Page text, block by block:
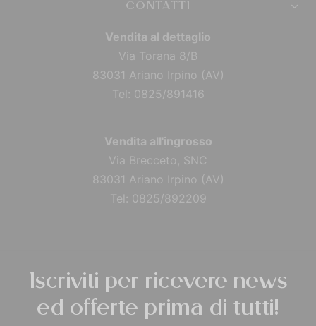
CONTATTI
Vendita al dettaglio
Via Torana 8/B
83031 Ariano Irpino (AV)
Tel: 0825/891416
Vendita all'ingrosso
Via Brecceto, SNC
83031 Ariano Irpino (AV)
Tel: 0825/892209
Iscriviti per ricevere news
ed offerte prima di tutti!